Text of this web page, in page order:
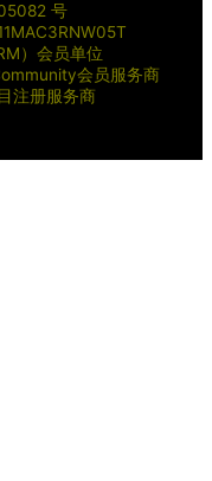
号
）会员单位
会员服务商
注册服务商